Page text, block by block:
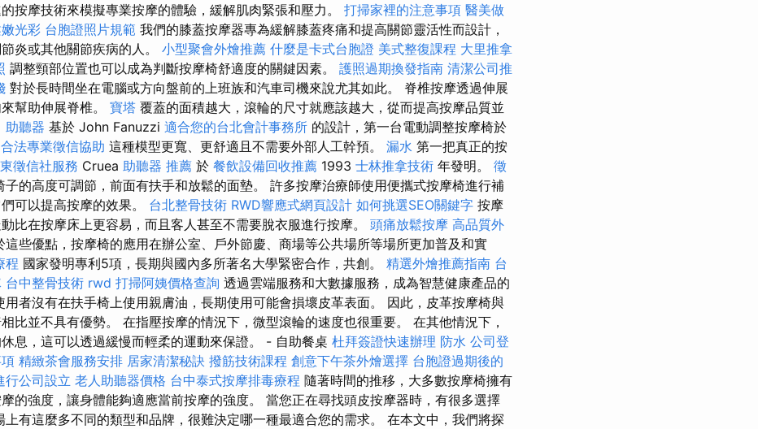
按摩技術來模擬專業按摩的體驗，緩解肌肉緊張和壓力。 打掃家裡的注意事項 醫美做
光彩 台胞證照片規範 我們的膝蓋按摩器專為緩解膝蓋疼痛和提高關節靈活性而設計，
炎或其他關節疾病的人。 小型聚會外燴推薦 什麼是卡式台胞證 美式整復課程 大里推拿
調整頸部位置也可以成為判斷按摩椅舒適度的關鍵因素。 護照過期換發指南 清潔公司推
對於長時間坐在電腦或方向盤前的上班族和汽車司機來說尤其如此。 脊椎按摩透過伸展
幫助伸展脊椎。 寶塔 覆蓋的面積越大，滾輪的尺寸就應該越大，從而提高按摩品質並
助聽器 基於 John Fanuzzi 適合您的台北會計事務所 的設計，第一台電動調整按摩椅於
合法專業徵信協助 這種模型更寬、更舒適且不需要外部人工幹預。 漏水 第一把真正的按
徵信社服務 Cruea 助聽器 推薦 於 餐飲設備回收推薦 1993 士林推拿技術 年發明。 徵
子的高度可調節，前面有扶手和放鬆的面墊。 許多按摩治療師使用便攜式按摩椅進行補
可以提高按摩的效果。 台北整骨技術 RWD響應式網頁設計 如何挑選SEO關鍵字 按摩
比在按摩床上更容易，而且客人甚至不需要脫衣服進行按摩。 頭痛放鬆按摩 高品質外
這些優點，按摩椅的應用在辦公室、戶外節慶、商場等公共場所等場所更加普及和實
程 國家發明專利5項，長期與國內多所著名大學緊密合作，共創。 精選外燴推薦指南 台
台中整骨技術 rwd 打掃阿姨價格查詢 透過雲端服務和大數據服務，成為智慧健康產品的
用者沒有在扶手椅上使用親膚油，長期使用可能會損壞皮革表面。 因此，皮革按摩椅與
比並不具有優勢。 在指壓按摩的情況下，微型滾輪的速度也很重要。 在其他情況下，
息，這可以透過緩慢而輕柔的運動來保證。 - 自助餐桌 杜拜簽證快速辦理 防水 公司登
精緻茶會服務安排 居家清潔秘訣 撥筋技術課程 創意下午茶外燴選擇 台胞證過期後的
行公司設立 老人助聽器價格 台中泰式按摩排毒療程 隨著時間的推移，大多數按摩椅擁有
的強度，讓身體能夠適應當前按摩的強度。 當您正在尋找頭皮按摩器時，有很多選擇
上有這麼多不同的類型和品牌，很難決定哪一種最適合您的需求。 在本文中，我們將探